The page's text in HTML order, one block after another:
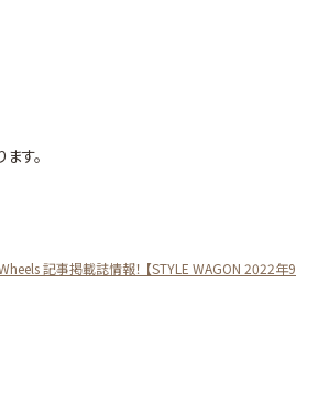
す。
記事掲載誌情報！ 【STYLE WAGON 2022年9